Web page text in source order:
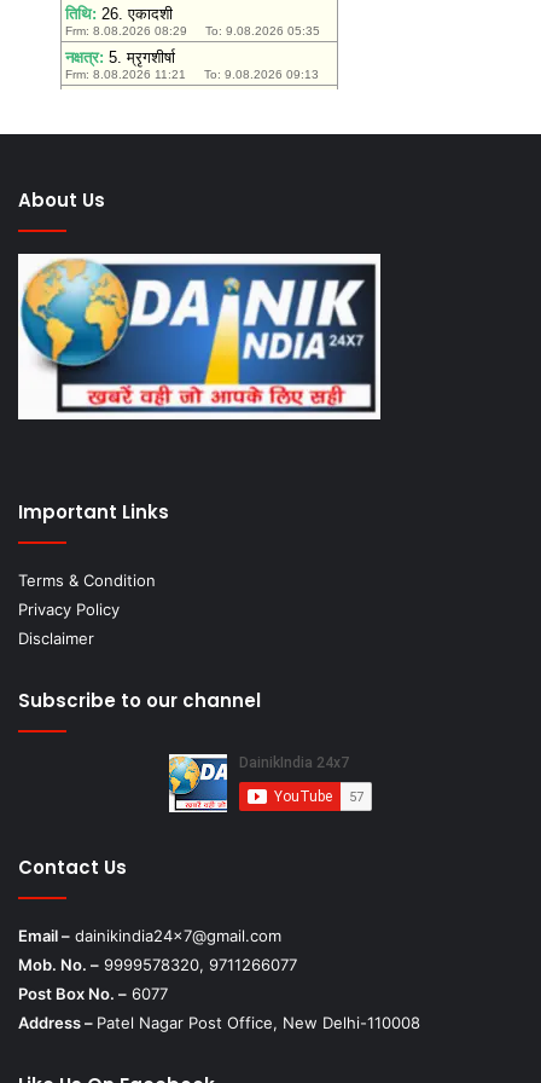
About Us
Important Links
Terms & Condition
Privacy Policy
Disclaimer
Subscribe to our channel
Contact Us
Email – dainikindia24x7@gmail.com
Mob. No. – 9999578320, 9711266077
Post Box No. – 6077
Address – Patel Nagar Post Office, New Delhi-110008